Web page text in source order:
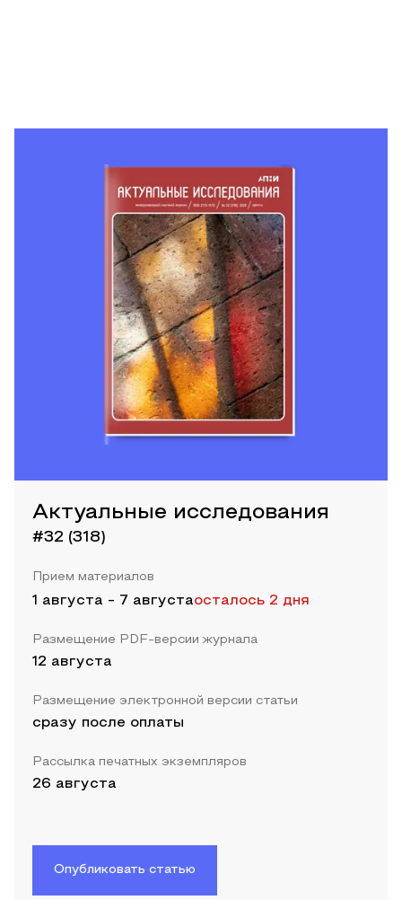
Актуальные исследования
#32 (318)
Прием материалов
1 августа - 7 августаосталось 2 дня
Размещение PDF-версии журнала
12 августа
Размещение электронной версии статьи
сразу после оплаты
Рассылка печатных экземпляров
26 августа
Опубликовать статью